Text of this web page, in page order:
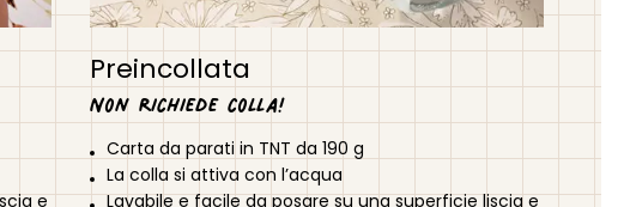
e
Preincollata
Non richiede colla!
Carta da parati in TNT da 190 g
La colla si attiva con l’acqua
Lavabile e facile da posare su una superficie liscia e